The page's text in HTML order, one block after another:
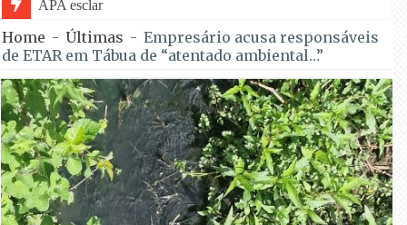
APA esclarece regras e permite venda de
Home - Últimas - Empresário acusa responsáveis
de ETAR em Tábua de “atentado ambiental…”